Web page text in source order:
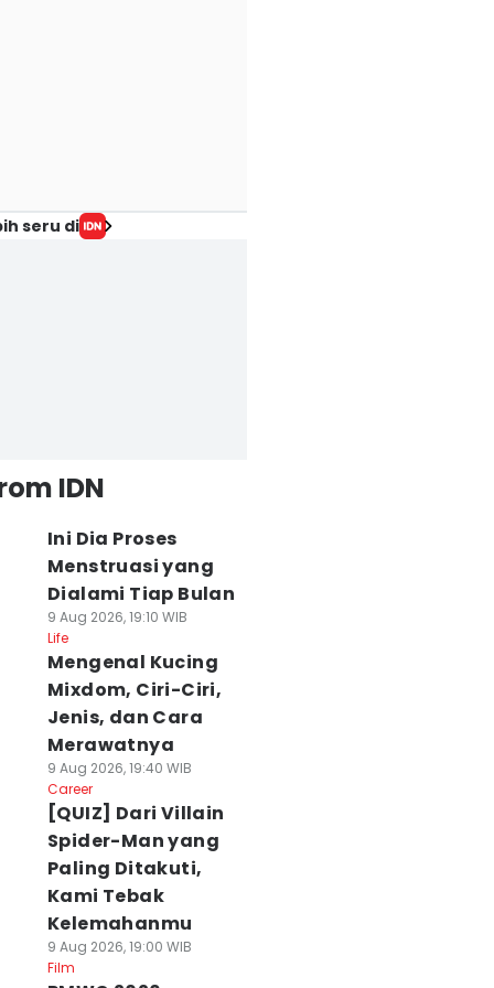
seru di
IDN
Ini Dia Proses
Menstruasi yang
Dialami Tiap Bulan
9 Aug 2026, 19:10 WIB
Life
Mengenal Kucing
Mixdom, Ciri-Ciri,
Jenis, dan Cara
Merawatnya
9 Aug 2026, 19:40 WIB
Career
[QUIZ] Dari Villain
Spider-Man yang
Paling Ditakuti,
Kami Tebak
Kelemahanmu
9 Aug 2026, 19:00 WIB
Film